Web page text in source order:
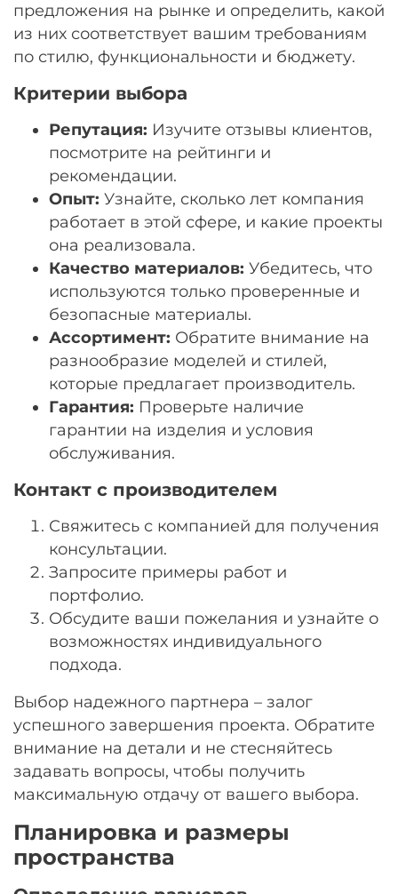
предложения на рынке и определить, какой
из них соответствует вашим требованиям
по стилю, функциональности и бюджету.
Критерии выбора
Репутация: Изучите отзывы клиентов,
посмотрите на рейтинги и
рекомендации.
Опыт: Узнайте, сколько лет компания
работает в этой сфере, и какие проекты
она реализовала.
Качество материалов: Убедитесь, что
используются только проверенные и
безопасные материалы.
Ассортимент: Обратите внимание на
разнообразие моделей и стилей,
которые предлагает производитель.
Гарантия: Проверьте наличие
гарантии на изделия и условия
обслуживания.
Контакт с производителем
Свяжитесь с компанией для получения
консультации.
Запросите примеры работ и
портфолио.
Обсудите ваши пожелания и узнайте о
возможностях индивидуального
подхода.
Выбор надежного партнера – залог
успешного завершения проекта. Обратите
внимание на детали и не стесняйтесь
задавать вопросы, чтобы получить
максимальную отдачу от вашего выбора.
Планировка и размеры
пространства